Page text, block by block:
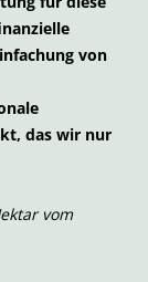
von
das wir nur
vom